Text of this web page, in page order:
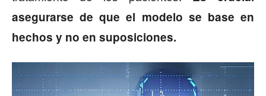
asegurarse de que el modelo se base en
hechos y no en suposiciones.